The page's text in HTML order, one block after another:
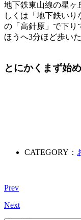
地下鉄東山線の星ヶ
しくは「地下鉄い
の「高針原」で下り
ほうへ3分ほど歩い
とにかく まず始
CATEGORY：
Prev
Next